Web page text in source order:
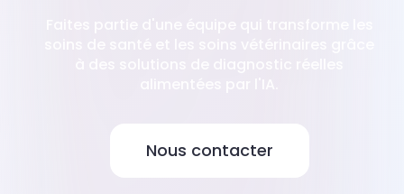
Nous contacter